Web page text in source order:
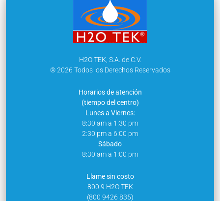
H2O TEK, S.A. de C.V.
® 2026 Todos los Derechos Reservados
Horarios de atención
(tiempo del centro)
Lunes a Viernes:
8:30 am a 1:30 pm
2:30 pm a 6:00 pm
Sábado
8:30 am a 1:00 pm
Llame sin costo
800 9 H2O TEK
(800 9426 835)